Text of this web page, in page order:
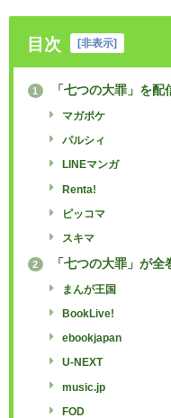
目次 [非表示]
1 「七つの大罪」を配
マガポケ
パルシィ
LINEマンガ
Renta!
ピッコマ
スキマ
2 「七つの大罪」が全
まんが王国
BookLive!
ebookjapan
U-NEXT
music.jp
FOD